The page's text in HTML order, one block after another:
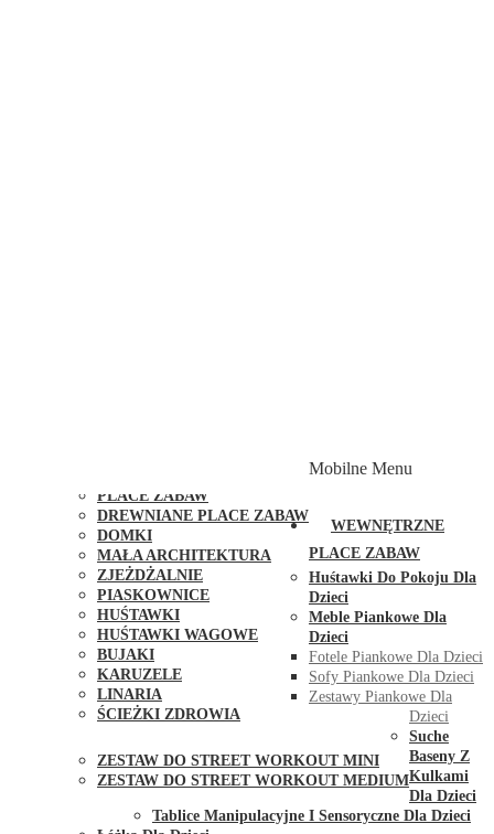
PLACE ZABAW
DREWNIANE PLACE ZABAW
DOMKI
MAŁA ARCHITEKTURA
ZJEŻDŻALNIE
PIASKOWNICE
HUŚTAWKI
HUŚTAWKI WAGOWE
BUJAKI
KARUZELE
LINARIA
ŚCIEŻKI ZDROWIA
ZESTAW DO STREET WORKOUT MINI
ZESTAW DO STREET WORKOUT MEDIUM
Mobilne Menu
WEWNĘTRZNE
PLACE ZABAW
Huśtawki Do Pokoju Dla
Dzieci
Meble Piankowe Dla
Dzieci
Fotele Piankowe Dla Dzieci
Sofy Piankowe Dla Dzieci
Zestawy Piankowe Dla
Dzieci
Suche
Baseny Z
Kulkami
Dla Dzieci
Tablice Manipulacyjne I Sensoryczne Dla Dzieci